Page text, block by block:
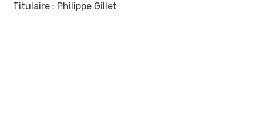
Titulaire : Philippe Gillet